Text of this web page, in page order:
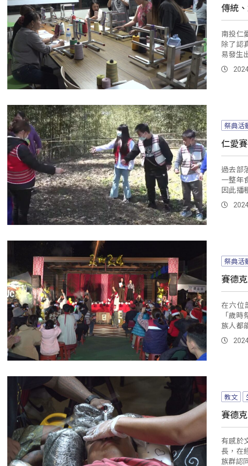
傳統
南投仁
除了認
易發生
祭典活
仁愛
過去部
一整年
因此播
的都是
祭典活
賽德
在六位
「歲
族人都
結合時
教文
賽德
有感於
長，在
族群認